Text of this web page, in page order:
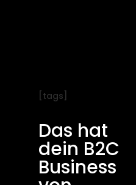
[tags]
Das hat
dein B2C
Business